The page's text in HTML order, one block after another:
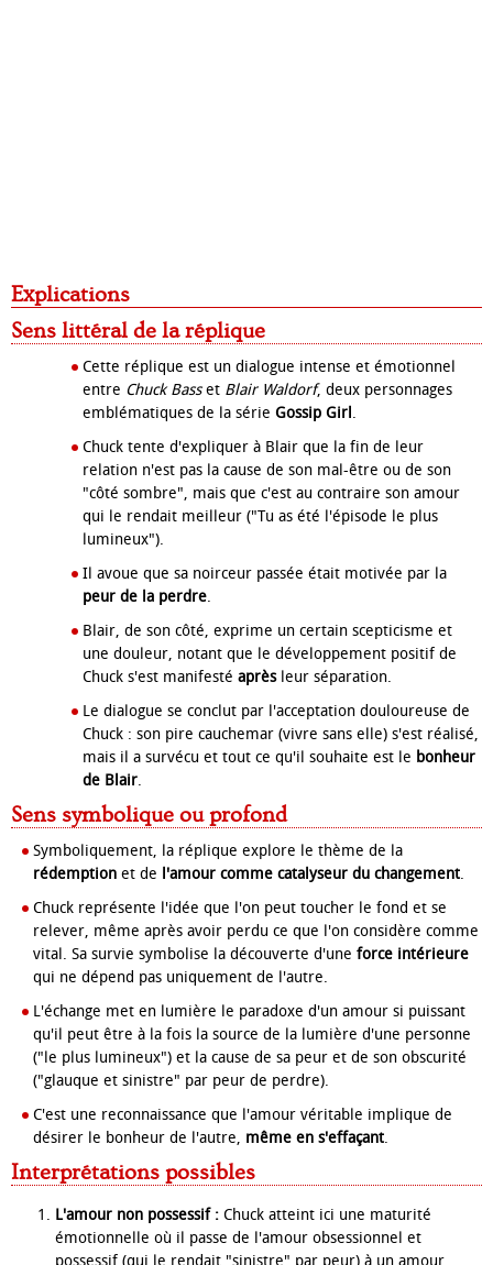
Explications
Sens littéral de la réplique
Cette réplique est un dialogue intense et émotionnel
entre Chuck Basset Blair Waldorf, deux personnages
emblématiques de la série Gossip Girl .
Chuck tente d'expliquer à Blair que la fin de leur
relation n'est pas la cause de son mal-être ou de son
"côté sombre", mais que c'est au contraire son amour
qui le rendait meilleur ("Tu as été l'épisode le plus
lumineux").
Il avoue que sa noirceur passée était motivée par la
peur de la perdre.
Blair, de son côté, exprime un certain scepticisme et
une douleur, notant que le développement positif de
Chuck s'est manifesté aprèsleur séparation.
Le dialogue se conclut par l'acceptation douloureuse de
Chuck : son pire cauchemar (vivre sans elle) s'est réalisé,
mais il a survécu et tout ce qu'il souhaite est le bonheur
de Blair.
Sens symbolique ou profond
Symboliquement, la réplique explore le thème de la
rédemption et de l'amour comme catalyseur du changement.
Chuck représente l'idée que l'on peut toucher le fond et se
relever, même après avoir perdu ce que l'on considère comme
vital. Sa survie symbolise la découverte d'une force intérieure
qui ne dépend pas uniquement de l'autre.
L'échange met en lumière le paradoxe d'un amour si puissant
qu'il peut être à la fois la source de la lumière d'une personne
("le plus lumineux") et la cause de sa peur et de son obscurité
("glauque et sinistre" par peur de perdre).
C'est une reconnaissance que l'amour véritable implique de
désirer le bonheur de l'autre, même en s'effaçant.
Interprétations possibles
L'amour non possessif : Chuck atteint ici une maturité
émotionnelle où il passe de l'amour obsessionnel et
possessif (qui le rendait "sinistre" par peur) à un amour